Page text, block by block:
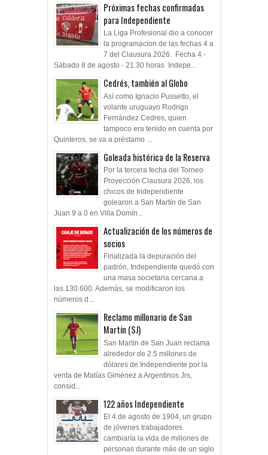
Próximas fechas confirmadas
para Independiente
La Liga Profesional dio a conocer
la programacion de las fechas 4 a
7 del Clausura 2026. Fecha 4 -
Sábado 8 de agosto - 21.30 horas Indepe...
Cedrés, también al Globo
Así como Ignacio Pussetto, el
volante uruguayo Rodrigo
Fernández Cedres, quien
tampoco era tenido en cuenta por
Quinteros, se va a préstamo ...
Goleada histórica de la Reserva
Por la tercera fecha del Torneo
Proyección Clausura 2026, los
chicos de Independiente
golearon a San Martín de San
Juan 9 a 0 en Villa Domín...
Actualización de los números de
socios
Finalizada la depuración del
padrón, Independiente quedó con
una masa societaria cercana a
las 130.600. Además, se modificaron los
números d...
Reclamo millonario de San
Martín (SJ)
San Martín de San Juan reclama
alrededor de 2.5 millones de
dólares de Independiente por la
venta de Matías Giménez a Argentinos Jrs,
consid...
122 años Independiente
El 4 de agosto de 1904, un grupo
de jóvenes trabajadores
cambiaría la vida de millones de
personas durante más de un siglo